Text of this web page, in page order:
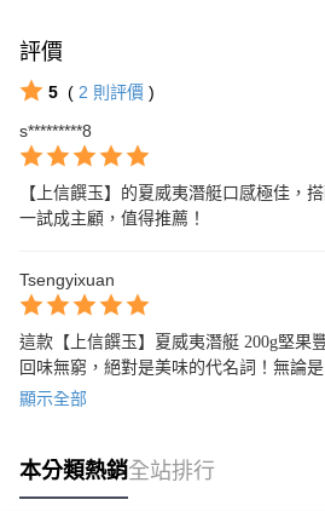
評價
5 ( 2 則評價 )
s*********8
【上信饌玉】的夏威夷潛艇口感極佳，
一試成主顧，值得推薦！
Tsengyixuan
這款【上信饌玉】夏威夷潛艇 200g堅果
回味無窮，絕對是美味的代名詞！無論
都是不二之選。
顯示全部
本分類熱銷全站排行